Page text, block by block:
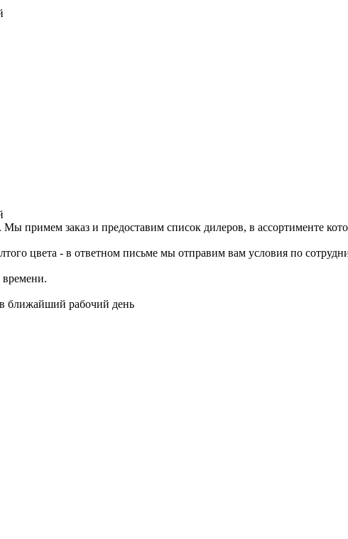
примем заказ и предоставим список дилеров, в ассортименте
цвета - в ответном письме мы отправим вам условия по
времени.
ближайший рабочий день